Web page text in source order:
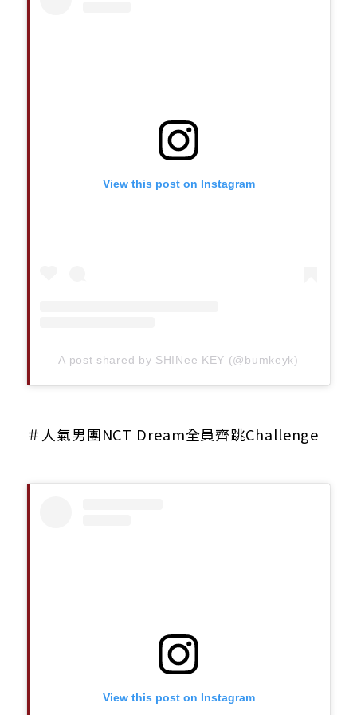
View this post on Instagram
A post shared by SHINee KEY (@bumkeyk)
＃人氣男團NCT Dream全員齊跳Challenge
View this post on Instagram